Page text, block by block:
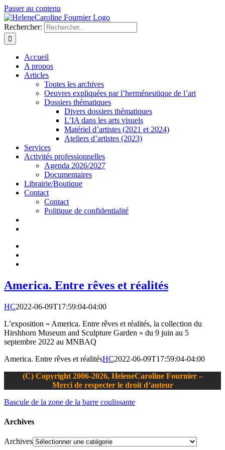
Passer au contenu
Rechercher:
Accueil
A propos
Articles
Toutes les archives
Oeuvres expliquées par l’herméneutique de l’art
Dossiers thématiques
Divers dossiers thématiques
L’IA dans les arts visuels
Matériel d’artistes (2021 et 2024)
Ateliers d’artistes (2023)
Services
Activités professionnelles
Agenda 2026/2027
Documentaires
Librairie/Boutique
Contact
Contact
Politique de confidentialité
America. Entre rêves et réalités
HC2022-06-09T17:59:04-04:00
L’exposition « America. Entre rêves et réalités, la collection du
Hirshhorn Museum and Sculpture Garden » du 9 juin au 5
septembre 2022 au MNBAQ
America. Entre rêves et réalitésHC2022-06-09T17:59:04-04:00
(C) Copyright 2006-2026, HeleneCaroline Fournier –
Merci de respecter le droit d’auteur
Bascule de la zone de la barre coulissante
Archives
Archives